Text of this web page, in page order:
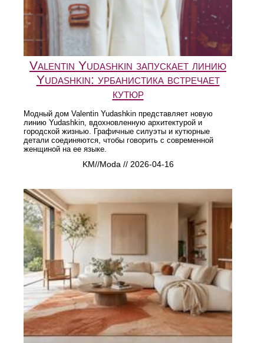
Valentin Yudashkin запускает линию
Yudashkin: урбанистика встречает
кутюр
Модный дом Valentin Yudashkin представляет новую
линию Yudashkin, вдохновленную архитектурой и
городской жизнью. Графичные силуэты и кутюрные
детали соединяются, чтобы говорить с современной
женщиной на ее языке.
KM//Moda // 2026-04-16